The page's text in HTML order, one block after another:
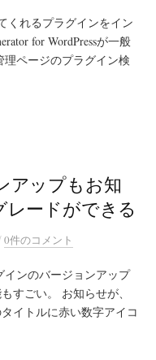
くれるプラグインをイン
for WordPressが一般
ページのプラグイン検
アップもお知
レードができる
0件のコメント
インのバージョンアップ
すごい。 お知らせが、
イトルに赤い数字アイコ